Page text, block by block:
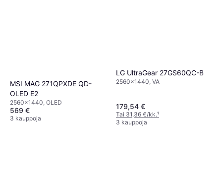
MSI MAG 271QPXDE QD-
OLED E2
2560x1440, OLED
569 €
3 kauppoja
LG UltraGear 27GS60QC-B
2560x1440, VA
179,54 €
Tai 31,36 €/kk.¹
3 kauppoja